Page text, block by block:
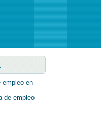
.
empleo en
de empleo